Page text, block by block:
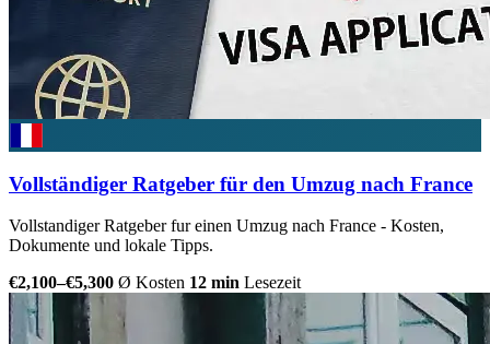
Vollständiger Ratgeber für den Umzug nach France
Vollstandiger Ratgeber fur einen Umzug nach France - Kosten,
Dokumente und lokale Tipps.
€2,100–€5,300 Ø Kosten 12 min Lesezeit